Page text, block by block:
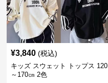
¥3,840 (税込)
キッズ スウェット トップス 120
～170㎝ 2色